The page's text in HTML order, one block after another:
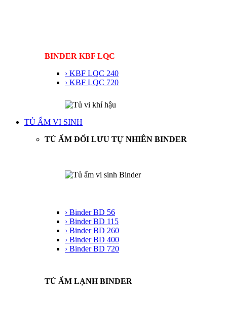
BINDER KBF LQC
› KBF LQC 240
› KBF LQC 720
TỦ ẤM VI SINH
TỦ ẤM ĐỐI LƯU TỰ NHIÊN BINDER
› Binder BD 56
› Binder BD 115
› Binder BD 260
› Binder BD 400
› Binder BD 720
TỦ ẤM LẠNH BINDER